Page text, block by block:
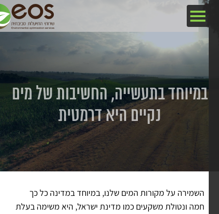
במיוחד בתעשייה, החשיבות של מים
נקיים היא דרמטית
השמירה על מקורות המים שלנו, במיוחד במדינה כל כך
חמה ונטולת משקעים כמו מדינת ישראל, היא משימה בעלת